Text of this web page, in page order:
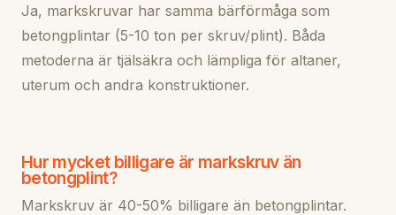
Ja, markskruvar har samma bärförmåga som
betongplintar (5-10 ton per skruv/plint). Båda
metoderna är tjälsäkra och lämpliga för altaner,
uterum och andra konstruktioner.
Hur mycket billigare är markskruv än
betongplint?
Markskruv är 40-50% billigare än betongplintar.